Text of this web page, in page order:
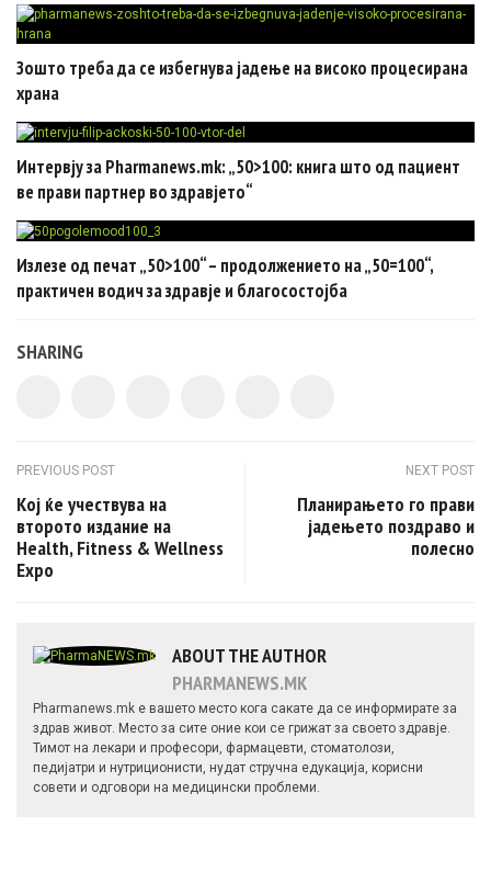
Зошто треба да се избегнува јадење на високо процесирана
храна
Интервју за Pharmanews.mk: „50>100: книга што од пациент
ве прави партнер во здравјето“
Излезе од печат „50>100“ – продолжението на „50=100“,
практичен водич за здравје и благосостојба
SHARING
Post navigation
PREVIOUS POST
Кој ќе учествува на
второто издание на
Health, Fitness & Wellness
Expo
NEXT POST
Планирањето го прави
јадењето поздраво и
полесно
ABOUT THE AUTHOR
PHARMANEWS.MK
Pharmanews.mk е вашето место кога сакате да се информирате за
здрав живот. Место за сите оние кои се грижат за своето здравје.
Тимот на лекари и професори, фармацевти, стоматолози,
педијатри и нутриционисти, нудат стручна едукација, корисни
совети и одговори на медицински проблеми.